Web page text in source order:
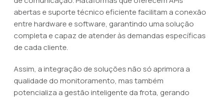
abertas e suporte técnico eficiente facilitam a conexão
entre hardware e software, garantindo uma solução
completa e capaz de atender às demandas específicas
de cada cliente.
Assim, a integração de soluções não só aprimora a
qualidade do monitoramento, mas também
potencializa a gestão inteligente da frota, gerando